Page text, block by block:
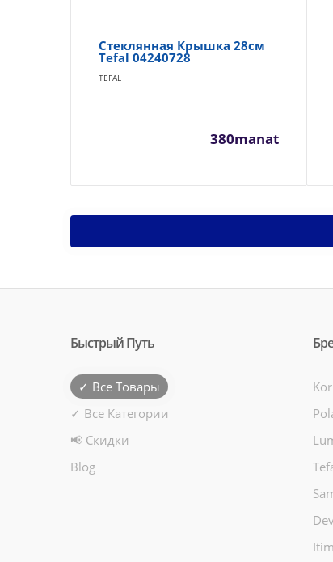
Стеклянная Крышка 28см
Tefal 04240728
TEFAL
380manat
Быстрый Путь
✓ Все Товары
✓ Все Категории
📢 Скидки
Blog